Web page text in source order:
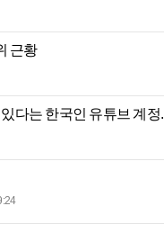
근황
다는 한국인 유튜브 계정.